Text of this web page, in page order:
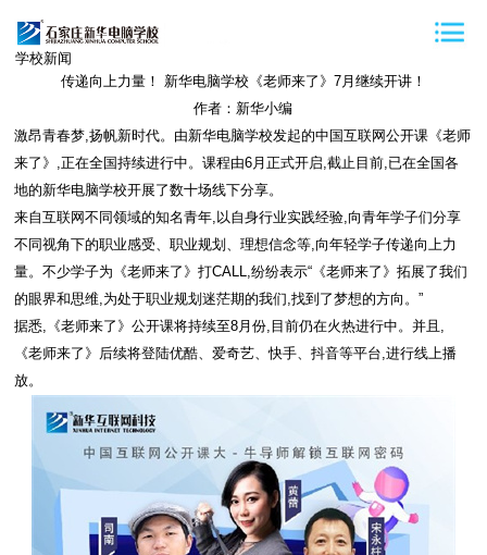
学校新闻
传递向上力量！ 新华电脑学校《老师来了》7月继续开讲！
作者：新华小编
激昂青春梦,扬帆新时代。由新华电脑学校发起的中国互联网公开课《老师
来了》,正在全国持续进行中。课程由6月正式开启,截止目前,已在全国各
地的新华电脑学校开展了数十场线下分享。
来自互联网不同领域的知名青年,以自身行业实践经验,向青年学子们分享
不同视角下的职业感受、职业规划、理想信念等,向年轻学子传递向上力
量。不少学子为《老师来了》打CALL,纷纷表示“《老师来了》拓展了我们
的眼界和思维,为处于职业规划迷茫期的我们,找到了梦想的方向。”
据悉,《老师来了》公开课将持续至8月份,目前仍在火热进行中。并且,
《老师来了》后续将登陆优酷、爱奇艺、快手、抖音等平台,进行线上播
放。